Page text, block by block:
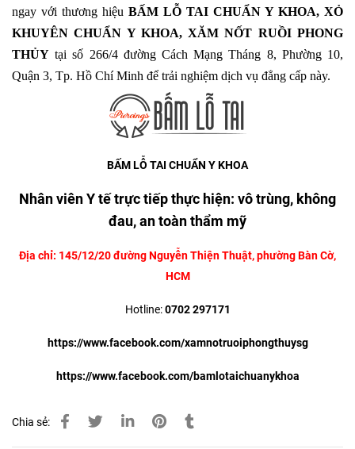
ngay với thương hiệu BẤM LỖ TAI CHUẨN Y KHOA, XỎ
KHUYÊN CHUẨN Y KHOA, XĂM NỐT RUỒI PHONG
THỦY tại số 266/4 đường Cách Mạng Tháng 8, Phường 10,
Quận 3, Tp. Hồ Chí Minh để trải nghiệm dịch vụ đẳng cấp này.
BẤM LỖ TAI CHUẨN Y KHOA
Nhân viên Y tế trực tiếp thực hiện: vô trùng, không
đau, an toàn thẩm mỹ
Địa chỉ: 145/12/20 đường Nguyễn Thiện Thuật, phường Bàn Cờ,
HCM
Hotline:0702 297171
https://www.facebook.com/xamnotruoiphongthuysg
https://www.facebook.com/bamlotaichuanykhoa
Chia sẻ: